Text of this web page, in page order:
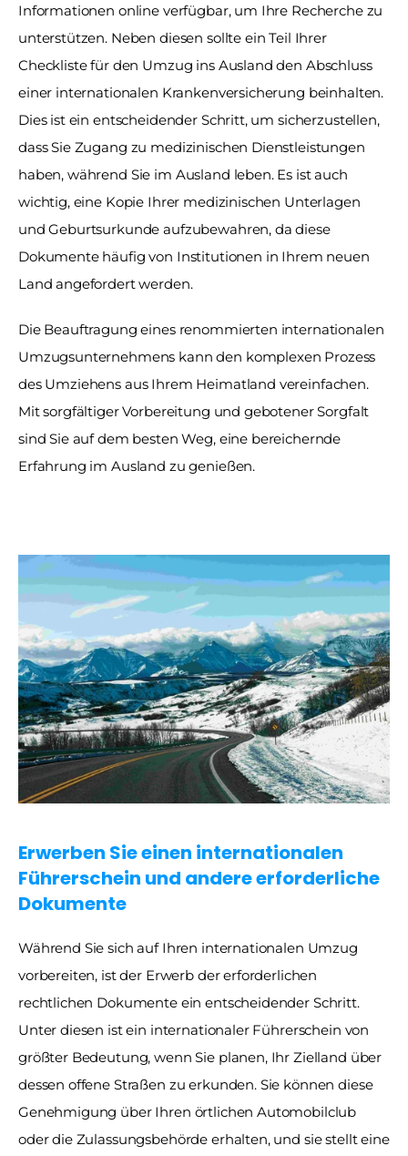
Informationen online verfügbar, um Ihre Recherche zu
unterstützen. Neben diesen sollte ein Teil Ihrer
Checkliste für den Umzug ins Ausland den Abschluss
einer internationalen Krankenversicherung beinhalten.
Dies ist ein entscheidender Schritt, um sicherzustellen,
dass Sie Zugang zu medizinischen Dienstleistungen
haben, während Sie im Ausland leben. Es ist auch
wichtig, eine Kopie Ihrer medizinischen Unterlagen
und Geburtsurkunde aufzubewahren, da diese
Dokumente häufig von Institutionen in Ihrem neuen
Land angefordert werden.
Die Beauftragung eines renommierten internationalen
Umzugsunternehmens kann den komplexen Prozess
des Umziehens aus Ihrem Heimatland vereinfachen.
Mit sorgfältiger Vorbereitung und gebotener Sorgfalt
sind Sie auf dem besten Weg, eine bereichernde
Erfahrung im Ausland zu genießen.
Erwerben Sie einen internationalen
Führerschein und andere erforderliche
Dokumente
Während Sie sich auf Ihren internationalen Umzug
vorbereiten, ist der Erwerb der erforderlichen
rechtlichen Dokumente ein entscheidender Schritt.
Unter diesen ist ein internationaler Führerschein von
größter Bedeutung, wenn Sie planen, Ihr Zielland über
dessen offene Straßen zu erkunden. Sie können diese
Genehmigung über Ihren örtlichen Automobilclub
oder die Zulassungsbehörde erhalten, und sie stellt eine